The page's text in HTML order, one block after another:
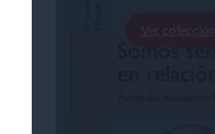
Ver colección